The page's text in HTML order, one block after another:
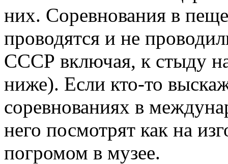
них. Соревнования в
проводятся и не
СССР включая, к стыду
ниже). Если кто-то
соревнованиях в
него посмотрят как на
погромом в музее.